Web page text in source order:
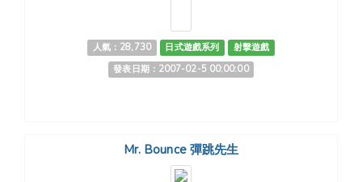
人氣：28,730 日式遊戲系列
射擊遊戲
發表日期：2007-02-5 00:00:00
Mr. Bounce 彈跳先生